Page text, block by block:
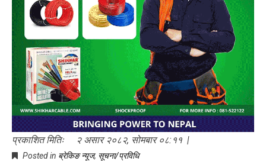
प्रकाशित मितिः २ असार २०८२, सोमबार ०८:११ |
Posted in ब्रेकिङ न्यूज, सूचना/प्रविधि